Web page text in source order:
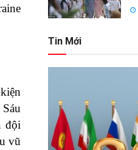
đội
vũ
Tin Mới